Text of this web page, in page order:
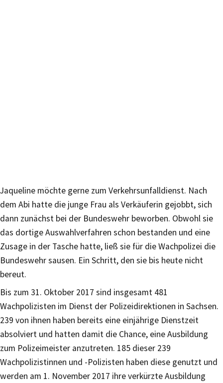
Jaqueline möchte gerne zum Verkehrsunfalldienst. Nach
dem Abi hatte die junge Frau als Verkäuferin gejobbt, sich
dann zunächst bei der Bundeswehr beworben. Obwohl sie
das dortige Auswahlverfahren schon bestanden und eine
Zusage in der Tasche hatte, ließ sie für die Wachpolizei die
Bundeswehr sausen. Ein Schritt, den sie bis heute nicht
bereut.
Bis zum 31. Oktober 2017 sind insgesamt 481
Wachpolizisten im Dienst der Polizeidirektionen in Sachsen.
239 von ihnen haben bereits eine einjährige Dienstzeit
absolviert und hatten damit die Chance, eine Ausbildung
zum Polizeimeister anzutreten. 185 dieser 239
Wachpolizistinnen und -Polizisten haben diese genutzt und
werden am 1. November 2017 ihre verkürzte Ausbildung